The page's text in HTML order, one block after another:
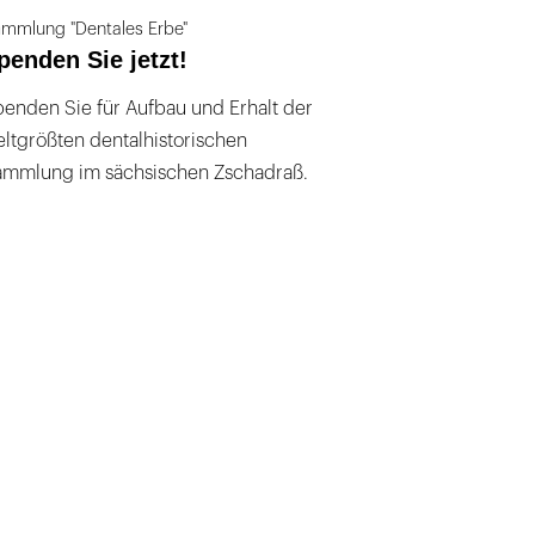
"Dentales Erbe"
Sie jetzt!
Sie für Aufbau und Erhalt der
dentalhistorischen
im sächsischen Zschadraß.